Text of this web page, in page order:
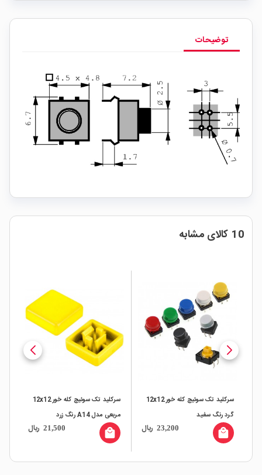
توضیحات
10 کالای مشابه
سرکلید تک سوئیچ کله خور 12x12
گرد رنگ سفید
23,200 ریال local_mall
سرکلید تک سوئیچ کله خور 12x12
مربعی مدل A14 رنگ زرد
21,500 ریال local_mall